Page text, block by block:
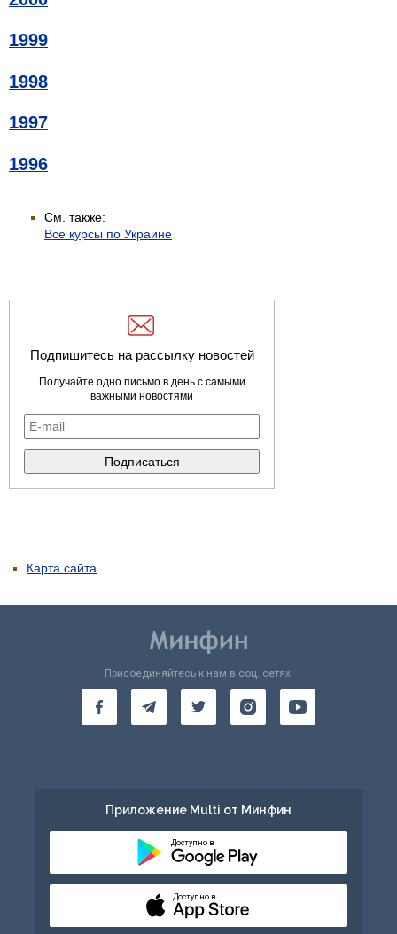
1999
1998
1997
1996
См. также:
Все курсы по Украине
Подпишитесь на рассылку новостей
Получайте одно письмо в день с самыми
важными новостями
Карта сайта
Присоединяйтесь к нам в соц. сетях:
Приложение Multi от Минфин
Доступно в
Доступно в